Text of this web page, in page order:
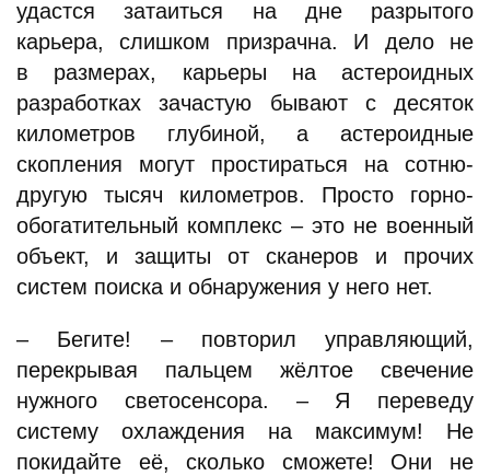
удастся затаиться на дне разрытого
карьера, слишком призрачна. И дело не
в размерах, карьеры на астероидных
разработках зачастую бывают с десяток
километров глубиной, а астероидные
скопления могут простираться на сотню-
другую тысяч километров. Просто горно-
обогатительный комплекс – это не военный
объект, и защиты от сканеров и прочих
систем поиска и обнаружения у него нет.
– Бегите! – повторил управляющий,
перекрывая пальцем жёлтое свечение
нужного светосенсора. – Я переведу
систему охлаждения на максимум! Не
покидайте её, сколько сможете! Они не